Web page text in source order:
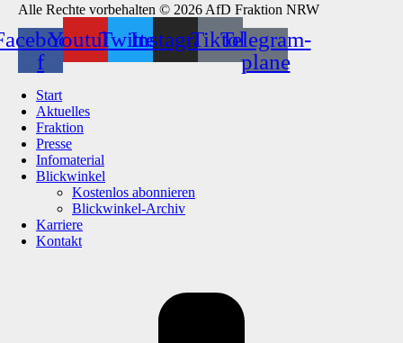
Alle Rechte vorbehalten © 2026 AfD Fraktion NRW
f
YoutubeTwitterInstagramTiktokTelegram-
plane
Start
Aktuelles
Fraktion
Presse
Infomaterial
Blickwinkel
Kostenlos abonnieren
Blickwinkel-Archiv
Karriere
Kontakt